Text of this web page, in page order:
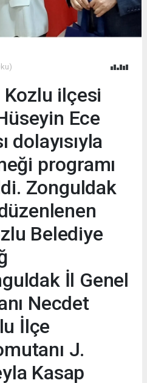
Kozlu ilçesi
Ece
dolayısıyla
programı
Zonguldak
Belediye
İl Genel
Necdet
İlçe
J.
Kasap